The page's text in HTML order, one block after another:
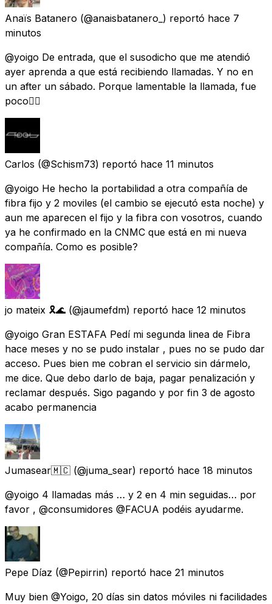
Anaïs Batanero (@anaisbatanero_) reportó hace 7
minutos
@yoigo De entrada, que el susodicho que me atendió
ayer aprenda a que está recibiendo llamadas. Y no en
un after un sábado. Porque lamentable la llamada, fue
poco😮‍💨
Carlos (@Schism73) reportó hace 11 minutos
@yoigo He hecho la portabilidad a otra compañía de
fibra fijo y 2 moviles (el cambio se ejecutó esta noche) y
aun me aparecen el fijo y la fibra con vosotros, cuando
ya he confirmado en la CNMC que está en mi nueva
compañía. Como es posible?
jo mateix 🎗🌊 (@jaumefdm) reportó hace 12 minutos
@yoigo Gran ESTAFA Pedí mi segunda linea de Fibra
hace meses y no se pudo instalar , pues no se pudo dar
acceso. Pues bien me cobran el servicio sin dármelo,
me dice. Que debo darlo de baja, pagar penalización y
reclamar después. Sigo pagando y por fin 3 de agosto
acabo permanencia
Jumasear🇲🇨 (@juma_sear) reportó hace 18 minutos
@yoigo 4 llamadas más … y 2 en 4 min seguidas… por
favor , @consumidores @FACUA podéis ayudarme.
Pepe Díaz (@Pepirrin) reportó hace 21 minutos
Muy bien @Yoigo, 20 días sin datos móviles ni facilidades